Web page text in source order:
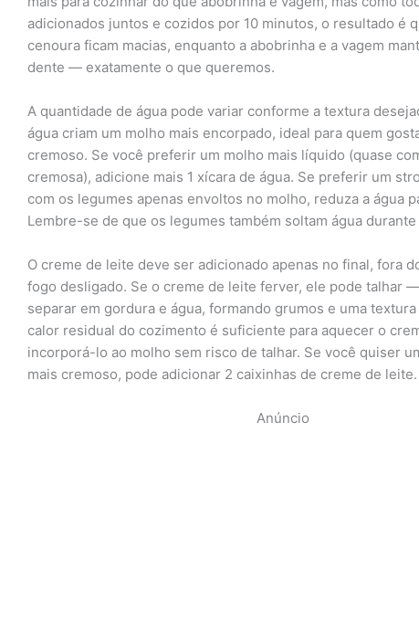
adicionados juntos e cozidos por 10 minutos, o resultado é
cenoura ficam macias, enquanto a abobrinha e a vagem
dente — exatamente o que queremos.
A quantidade de água pode variar conforme a textura
água criam um molho mais encorpado, ideal para quem
cremoso. Se você preferir um molho mais líquido (quase
cremosa), adicione mais 1 xícara de água. Se preferir um
com os legumes apenas envoltos no molho, reduza a água
Lembre-se de que os legumes também soltam água
O creme de leite deve ser adicionado apenas no final, fora
fogo desligado. Se o creme de leite ferver, ele pode talhar
separar em gordura e água, formando grumos e uma
calor residual do cozimento é suficiente para aquecer o
incorporá-lo ao molho sem risco de talhar. Se você quiser
mais cremoso, pode adicionar 2 caixinhas de creme de leite.
Anúncio